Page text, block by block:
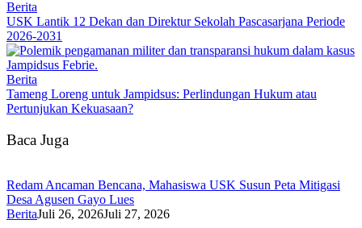
Berita
USK Lantik 12 Dekan dan Direktur Sekolah Pascasarjana Periode
2026-2031
Berita
Tameng Loreng untuk Jampidsus: Perlindungan Hukum atau
Pertunjukan Kekuasaan?
Baca Juga
Redam Ancaman Bencana, Mahasiswa USK Susun Peta Mitigasi
Desa Agusen Gayo Lues
BeritaJuli 26, 2026Juli 27, 2026